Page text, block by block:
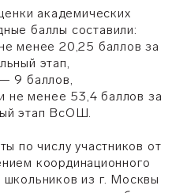
академических
баллы составили:
менее 20,25 баллов за
этап,
9 баллов,
не менее 53,4 баллов за
этап ВсОШ.
по числу участников от
координационного
из г. Москвы